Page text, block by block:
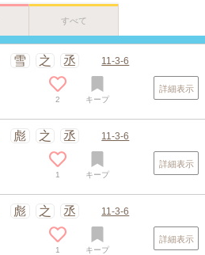
すべて
雪 之 丞 11-3-6
2 キープ
詳細表示
彪 之 丞 11-3-6
1 キープ
詳細表示
彪 之 丞 11-3-6
1 キープ
詳細表示